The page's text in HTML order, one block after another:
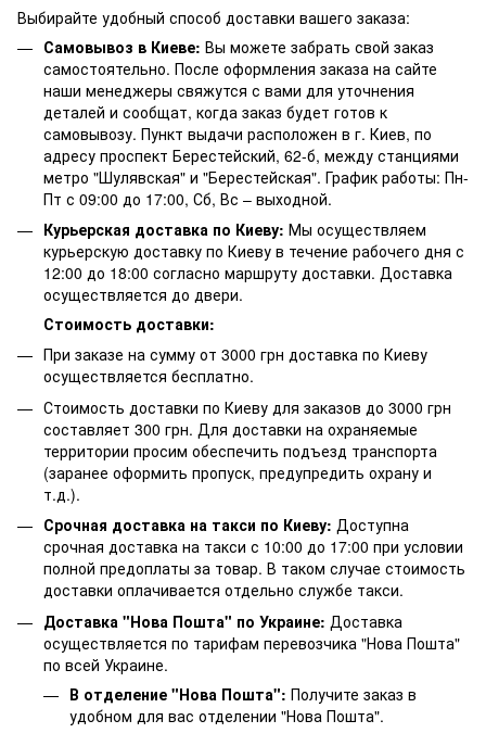
Выбирайте удобный способ доставки вашего заказа:
Самовывоз в Киеве: Вы можете забрать свой заказ
самостоятельно. После оформления заказа на сайте
наши менеджеры свяжутся с вами для уточнения
деталей и сообщат, когда заказ будет готов к
самовывозу. Пункт выдачи расположен в г. Киев, по
адресу проспект Берестейский, 62-б, между станциями
метро "Шулявская" и "Берестейская". График работы: Пн-
Пт с 09:00 до 17:00, Сб, Вс – выходной.
Курьерская доставка по Киеву: Мы осуществляем
курьерскую доставку по Киеву в течение рабочего дня с
12:00 до 18:00 согласно маршруту доставки. Доставка
осуществляется до двери.
Стоимость доставки:
При заказе на сумму от 3000 грн доставка по Киеву
осуществляется бесплатно.
Стоимость доставки по Киеву для заказов до 3000 грн
составляет 300 грн. Для доставки на охраняемые
территории просим обеспечить подъезд транспорта
(заранее оформить пропуск, предупредить охрану и
т.д.).
Срочная доставка на такси по Киеву: Доступна
срочная доставка на такси с 10:00 до 17:00 при условии
полной предоплаты за товар. В таком случае стоимость
доставки оплачивается отдельно службе такси.
Доставка "Нова Пошта" по Украине: Доставка
осуществляется по тарифам перевозчика "Нова Пошта"
по всей Украине.
В отделение "Нова Пошта": Получите заказ в
удобном для вас отделении "Нова Пошта".